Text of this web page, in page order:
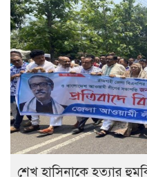
শেখ হাসিনাকে হত্যার